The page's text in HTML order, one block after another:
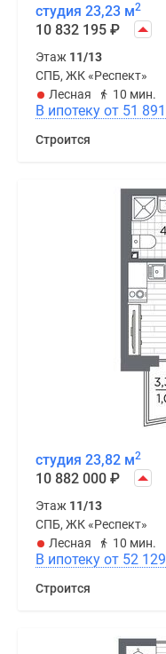
студия 23,23 м2
10 832 195 ₽
Этаж 11/13
СПБ, ЖК «Респект»
Лесная
10 мин.
В ипотеку от 51 891
Строится
студия 23,82 м2
10 882 000 ₽
Этаж 11/13
СПБ, ЖК «Респект»
Лесная
10 мин.
В ипотеку от 52 129
Строится